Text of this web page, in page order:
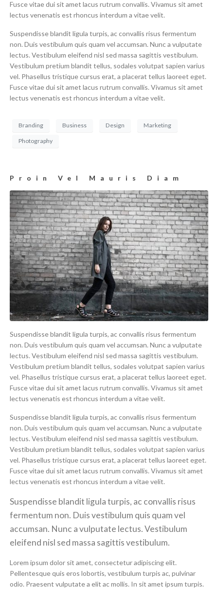
Fusce vitae dui sit amet lacus rutrum convallis. Vivamus sit amet
lectus venenatis est rhoncus interdum a vitae velit.
Suspendisse blandit ligula turpis, ac convallis risus fermentum
non. Duis vestibulum quis quam vel accumsan. Nunc a vulputate
lectus. Vestibulum eleifend nisl sed massa sagittis vestibulum.
Vestibulum pretium blandit tellus, sodales volutpat sapien varius
vel. Phasellus tristique cursus erat, a placerat tellus laoreet eget.
Fusce vitae dui sit amet lacus rutrum convallis. Vivamus sit amet
lectus venenatis est rhoncus interdum a vitae velit.
Branding Business Design Marketing
Photography
Proin Vel Mauris Diam
Suspendisse blandit ligula turpis, ac convallis risus fermentum
non. Duis vestibulum quis quam vel accumsan. Nunc a vulputate
lectus. Vestibulum eleifend nisl sed massa sagittis vestibulum.
Vestibulum pretium blandit tellus, sodales volutpat sapien varius
vel. Phasellus tristique cursus erat, a placerat tellus laoreet eget.
Fusce vitae dui sit amet lacus rutrum convallis. Vivamus sit amet
lectus venenatis est rhoncus interdum a vitae velit.
Suspendisse blandit ligula turpis, ac convallis risus fermentum
non. Duis vestibulum quis quam vel accumsan. Nunc a vulputate
lectus. Vestibulum eleifend nisl sed massa sagittis vestibulum.
Vestibulum pretium blandit tellus, sodales volutpat sapien varius
vel. Phasellus tristique cursus erat, a placerat tellus laoreet eget.
Fusce vitae dui sit amet lacus rutrum convallis. Vivamus sit amet
lectus venenatis est rhoncus interdum a vitae velit.
Suspendisse blandit ligula turpis, ac convallis risus
fermentum non. Duis vestibulum quis quam vel
accumsan. Nunc a vulputate lectus. Vestibulum
eleifend nisl sed massa sagittis vestibulum.
Lorem ipsum dolor sit amet, consectetur adipiscing elit.
Pellentesque quis eros lobortis, vestibulum turpis ac, pulvinar
odio. Praesent vulputate a elit ac mollis. In sit amet ipsum turpis.